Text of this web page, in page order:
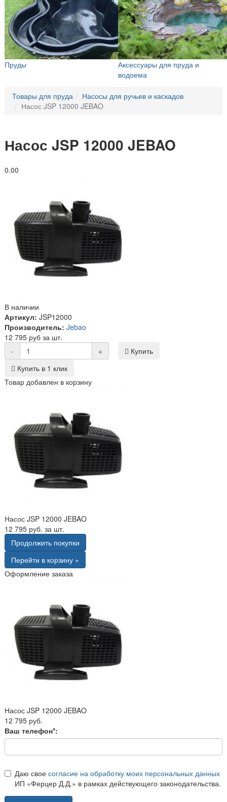
Пруды
Аксессуары для пруда и
водоема
Товары для пруда
Насосы для ручьев и каскадов
Насос JSP 12000 JEBAO
Насос JSP 12000 JEBAO
0.00
В наличии
Артикул: JSP12000
Производитель: Jebao
12 795 руб за шт.
-
+
Купить
Купить в 1 клик
Товар добавлен в корзину
Насос JSP 12000 JEBAO
12 795 руб. за шт.
Продолжить покупки
Перейти в корзину »
Оформление заказа
Насос JSP 12000 JEBAO
12 795 руб.
Ваш телефон*:
Даю свое согласие на обработку моих персональных данных
ИП «Ферцер Д.Д.» в рамках действующего законодательства.